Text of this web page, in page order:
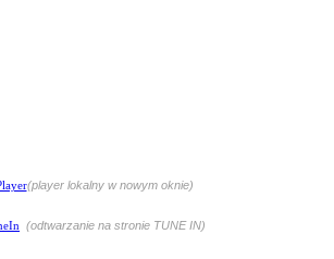
(player lokalny w nowym oknie)
(odtwarzanie na stronie TUNE IN)